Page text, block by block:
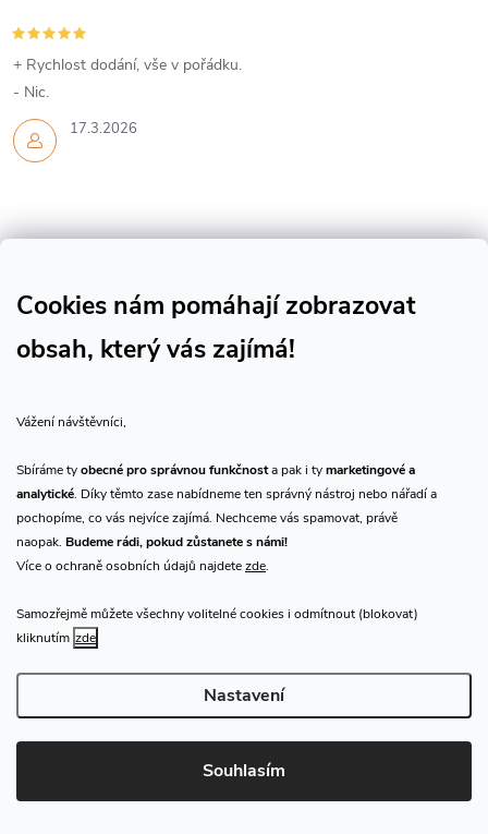
Cookies nám pomáhají zobrazovat
obsah, který vás zajímá!
Vážení návštěvníci,
Sbíráme tyobecné pro správnou funkčnosta pak i tymarketingové a
analytické. Díky těmto zase nabídneme ten správný nástroj nebo nářadí a
pochopíme, co vás nejvíce zajímá. Nechceme vás spamovat, právě
naopak. Budeme rádi, pokud zůstanete s námi!
Více o ochraně osobních údajů najdetezde.
Samozřejmě můžete všechny volitelné cookies i odmítnout (blokovat)
kliknutím zde
Nastavení
Souhlasím
17.3.2026
+ Rychlost dodání, vše v pořádku.
- Nic.
á
a
Vše o nákupu
CHN.cz
info@chn.cz
Sledujte náš vlog CHN_CZ